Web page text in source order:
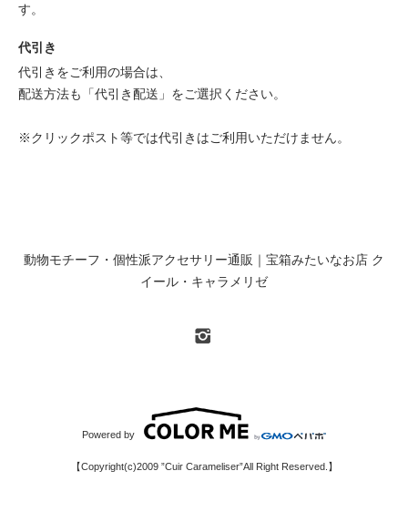
す。
代引き
代引きをご利用の場合は、
配送方法も「代引き配送」をご選択ください。
※クリックポスト等では代引きはご利用いただけません。
動物モチーフ・個性派アクセサリー通販｜宝箱みたいなお店 ク
イール・キャラメリゼ
Powered by
【Copyright(c)2009 ”Cuir Carameliser”All Right Reserved.】